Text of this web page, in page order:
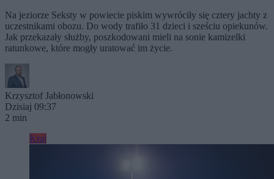
Na jeziorze Seksty w powiecie piskim wywróciły się cztery jachty z
uczestnikami obozu. Do wody trafiło 31 dzieci i sześciu opiekunów.
Jak przekazały służby, poszkodowani mieli na sonie kamizelki
ratunkowe, które mogły uratować im życie.
Krzysztof Jabłonowski
Dzisiaj 09:37
2 min
Kraj